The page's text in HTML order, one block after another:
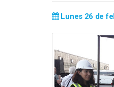
Lunes 26 de